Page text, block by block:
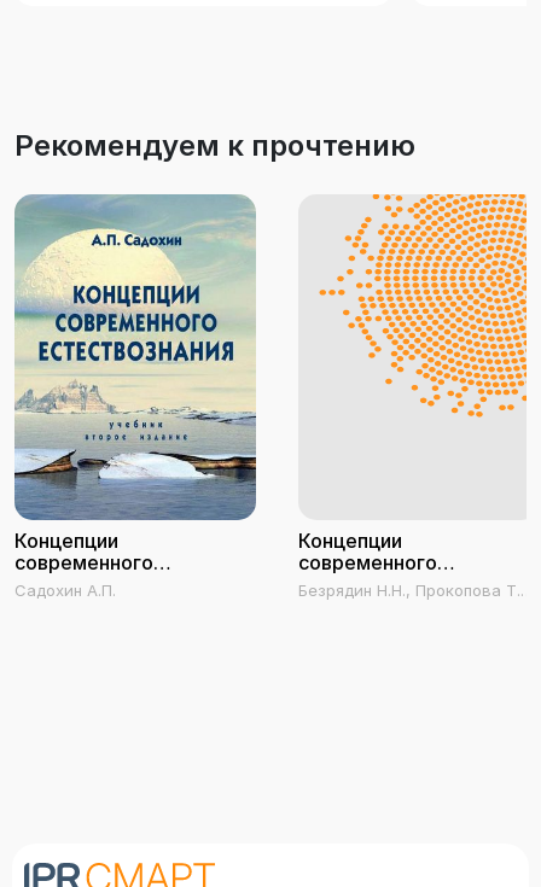
Рекомендуем к прочтению
Концепции
современного
естествознания
Садохин А.П.
Концепции
современного
естествознания. Курс
лекций
Безрядин Н.Н., Прокопова Т.В.,